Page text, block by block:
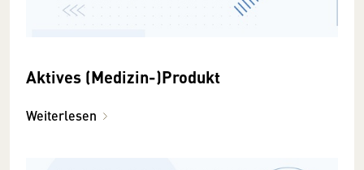
Aktives (Medizin-)Produkt
Weiterlesen